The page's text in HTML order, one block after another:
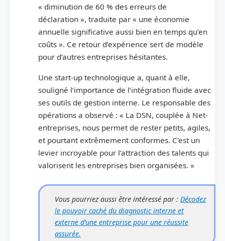
« diminution de 60 % des erreurs de
déclaration », traduite par « une économie
annuelle significative aussi bien en temps qu’en
coûts ». Ce retour d’expérience sert de modèle
pour d’autres entreprises hésitantes.
Une start-up technologique a, quant à elle,
souligné l’importance de l’intégration fluide avec
ses outils de gestion interne. Le responsable des
opérations a observé : « La DSN, couplée à Net-
entreprises, nous permet de rester petits, agiles,
et pourtant extrêmement conformes. C’est un
levier incroyable pour l’attraction des talents qui
valorisent les entreprises bien organisées. »
Vous pourriez aussi être intéressé par : Décodez
le pouvoir caché du diagnostic interne et
externe d’une entreprise pour une réussite
assurée.